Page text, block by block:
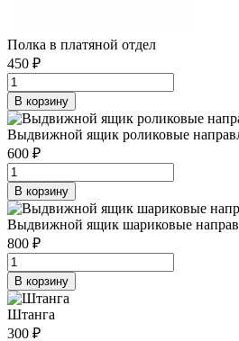
Полка в платяной отдел
450 ₽
В корзину
Выдвижной ящик роликовые
600 ₽
В корзину
Выдвижной ящик шариковые
800 ₽
В корзину
Штанга
300 ₽